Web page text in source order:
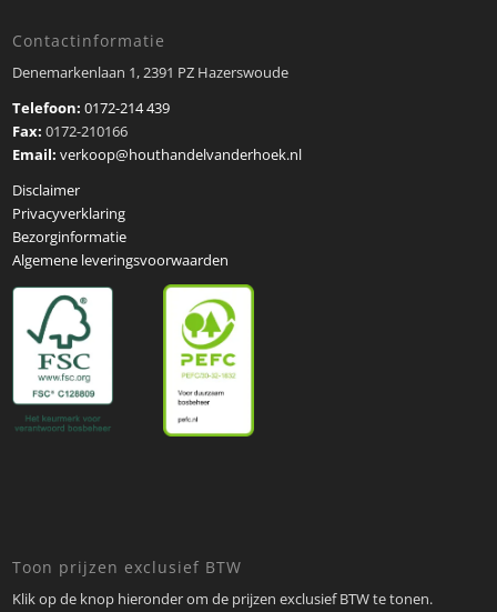
Contactinformatie
Denemarkenlaan 1, 2391 PZ Hazerswoude
Telefoon:0172-214 439
Fax:0172-210166
Email: verkoop@houthandelvanderhoek.nl
Disclaimer
Privacyverklaring
Bezorginformatie
Algemene leveringsvoorwaarden
Toon prijzen exclusief BTW
Klik op de knop hieronder om de prijzen exclusief BTW te tonen.